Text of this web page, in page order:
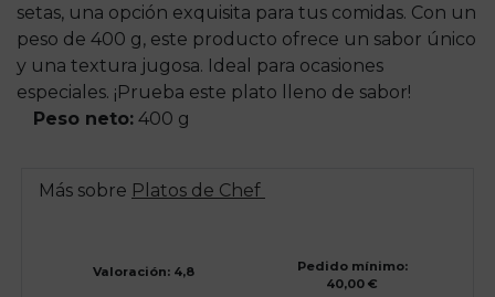
setas, una opción exquisita para tus comidas. Con un
peso de 400 g, este producto ofrece un sabor único
y una textura jugosa. Ideal para ocasiones
especiales. ¡Prueba este plato lleno de sabor!
Peso neto: 400 g
Más sobre Platos de Chef
Valoración: 4,8
Pedido mínimo:
40,00 €